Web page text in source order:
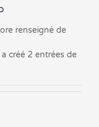
renseigné de
créé 2 entrées de